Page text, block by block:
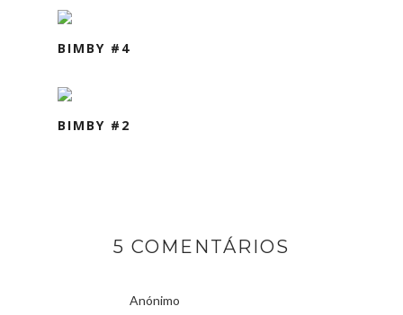
BIMBY #4
BIMBY #2
5 COMENTÁRIOS
Anónimo